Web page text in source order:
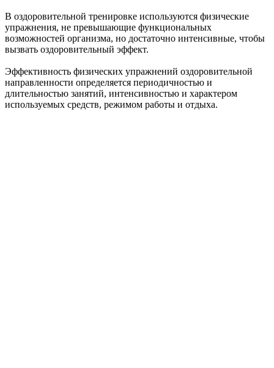
В оздоровительной тренировке используются физические
упражнения, не превышающие функциональных
возможностей организма, но достаточно интенсивные, чтобы
вызвать оздоровительный эффект.
Эффективность физических упражнений оздоровительной
направленности определяется периодичностью и
длительностью занятий, интенсивностью и характером
используемых средств, режимом работы и отдыха.